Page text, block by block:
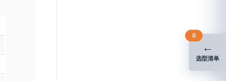
←
选型清单
0